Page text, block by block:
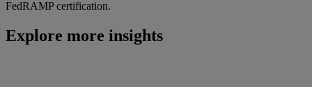
FedRAMP certification.
Explore more insights